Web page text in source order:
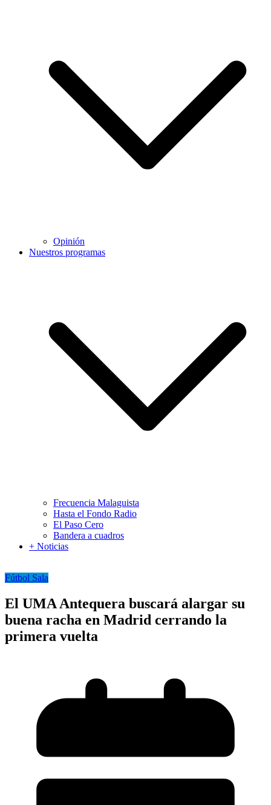
Opinión
Nuestros programas
Frecuencia Malaguista
Hasta el Fondo Radio
El Paso Cero
Bandera a cuadros
+ Noticias
Fútbol Sala
El UMA Antequera buscará alargar su
buena racha en Madrid cerrando la
primera vuelta